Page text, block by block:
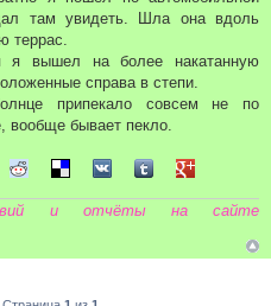
там увидеть. Шла она вдоль
террас.
я вышел на более накатанную
справа в степи.
припекало совсем не по
вообще бывает пекло.
в FriendFeed
в Digg
Поделиться в Reddit
Поделиться в Delicious
Поделиться в VK
Поделиться в
Поделиться
и отчёты на сайте